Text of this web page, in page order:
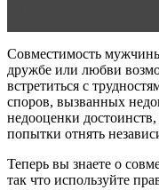
Совместимость
дружбе или любви
встретиться с
споров, вызванных
недооценки
попытки отнять
Теперь вы знаете о
так что используйте